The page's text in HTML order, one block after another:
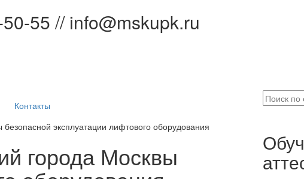
55 // info@mskupk.ru
Контакты
эксплуатации лифтового оборудования
города Москвы